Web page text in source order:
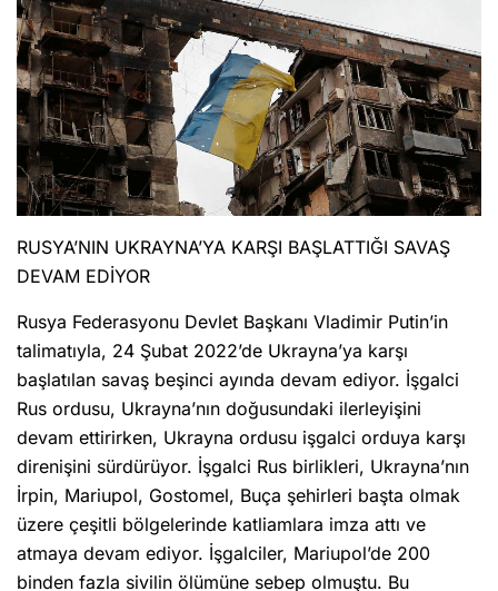
RUSYA’NIN UKRAYNA’YA KARŞI BAŞLATTIĞI SAVAŞ
DEVAM EDİYOR
Rusya Federasyonu Devlet Başkanı Vladimir Putin’in
talimatıyla, 24 Şubat 2022’de Ukrayna’ya karşı
başlatılan savaş beşinci ayında devam ediyor. İşgalci
Rus ordusu, Ukrayna’nın doğusundaki ilerleyişini
devam ettirirken, Ukrayna ordusu işgalci orduya karşı
direnişini sürdürüyor. İşgalci Rus birlikleri, Ukrayna’nın
İrpin, Mariupol, Gostomel, Buça şehirleri başta olmak
üzere çeşitli bölgelerinde katliamlara imza attı ve
atmaya devam ediyor. İşgalciler, Mariupol’de 200
binden fazla sivilin ölümüne sebep olmuştu. Bu